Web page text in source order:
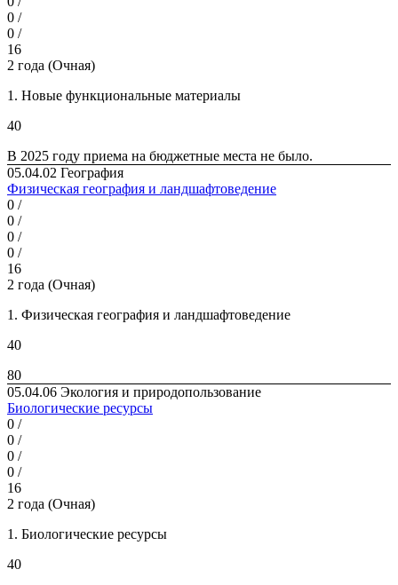
0 /
0 /
16
2 года (Очная)
1. Новые функциональные материалы
40
В 2025 году приема на бюд­жетные места не было.
05.04.02 География
Физическая география и ландшафтоведение
0 /
0 /
0 /
0 /
16
2 года (Очная)
1. Физическая география и ландшафтоведение
40
80
05.04.06 Экология и природопользование
Биологические ресурсы
0 /
0 /
0 /
0 /
16
2 года (Очная)
1. Биологические ресурсы
40